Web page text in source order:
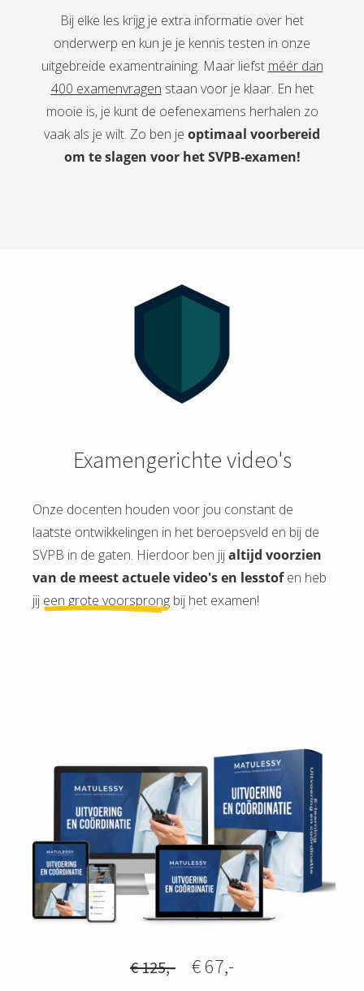
Bij elke les krijg je extra informatie over het
onderwerp en kun je je kennis testen in onze
uitgebreide examentraining. Maar liefst méér dan
400 examenvragen staan voor je klaar. En het
mooie is, je kunt de oefenexamens herhalen zo
vaak als je wilt. Zo ben je optimaal voorbereid
om te slagen voor het SVPB-examen!
Examengerichte video's
Onze docenten houden voor jou constant de
laatste ontwikkelingen in het beroepsveld en bij de
SVPB in de gaten. Hierdoor ben jijaltijd voorzien
van de meest actuele video's en lesstofen heb
jij een grote voorsprong bij het examen!
€ 125,- € 67,-